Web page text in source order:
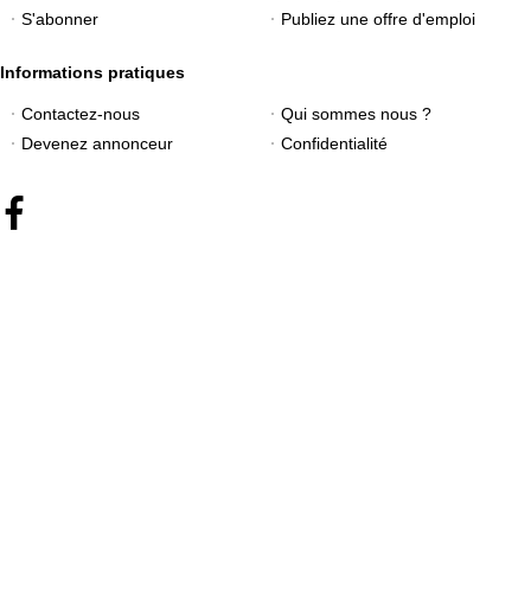
S'abonner
Publiez une offre d'emploi
Informations pratiques
Contactez-nous
Qui sommes nous ?
Devenez annonceur
Confidentialité